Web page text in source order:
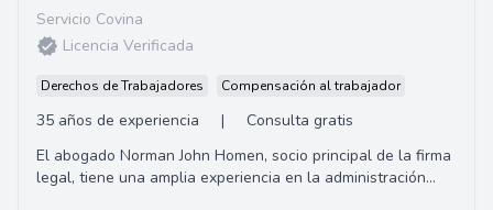
Servicio Covina
Licencia Verificada
Derechos de Trabajadores Compensación al trabajador
35 años de experiencia |
Consulta gratis
El abogado Norman John Homen, socio principal de la firma
legal, tiene una amplia experiencia en la administración